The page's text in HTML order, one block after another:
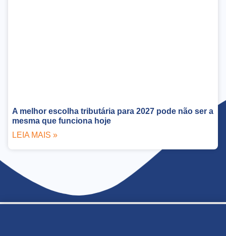
A melhor escolha tributária para 2027 pode não ser a
mesma que funciona hoje
LEIA MAIS »